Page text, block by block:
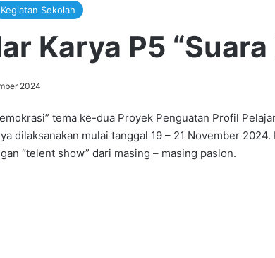
Kegiatan Sekolah
Karya P5
2024
tema ke-dua Proyek Penguatan Profil
dilaksanakan mulai tanggal 19 – 21 November
“telent show” dari masing – masing paslon.